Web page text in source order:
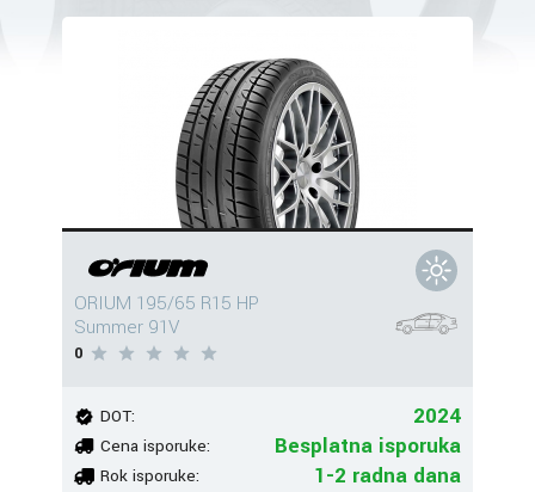
ORIUM 195/65 R15 HP
Summer 91V
0
DOT: 2024
Cena isporuke: Besplatna isporuka
Rok isporuke: 1-2 radna dana